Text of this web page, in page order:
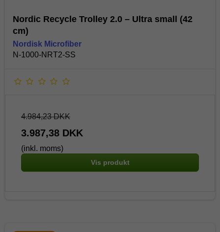
Nordic Recycle Trolley 2.0 – Ultra small (42
cm)
Nordisk Microfiber
N-1000-NRT2-SS
4.984,23 DKK
3.987,38 DKK
(inkl. moms)
Vis produkt